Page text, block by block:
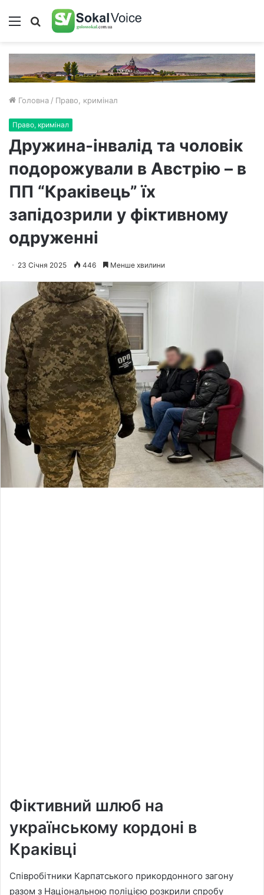
Меню Пошук
Головна / Право, кримінал
Право, кримінал
Дружина-інвалід та чоловік
подорожували в Австрію – в
ПП “Краківець” їх
запідозрили у фіктивному
одруженні
23 Січня 2025 446 Менше хвилини
Фіктивний шлюб на
українському кордоні в
Краківці
Співробітники Карпатського прикордонного загону
разом з Національною поліцією розкрили спробу